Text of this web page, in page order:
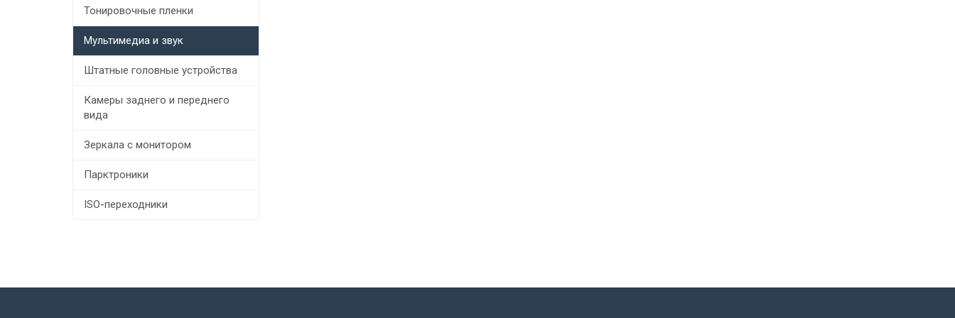
Тонировочные пленки
Мультимедиа и звук
Штатные головные устройства
Камеры заднего и переднего
вида
Зеркала с монитором
Парктроники
ISO-переходники